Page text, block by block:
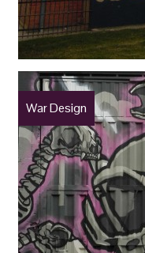
War Design